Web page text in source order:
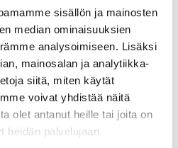
sisällön ja mainosten
median ominaisuuksien
analysoimiseen. Lisäksi
mainosalan ja analytiikka-
siitä, miten käytät
voivat yhdistää näitä
olet antanut heille tai joita on
heidän palvelujaan.